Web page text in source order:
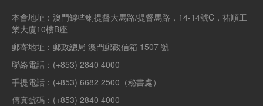
本會地址：澳門罅些喇提督大馬路/提督馬路，14-14號C，祐順工
業大廈10樓B座
郵寄地址：郵政總局 澳門郵政信箱 1507 號
聯絡電話：(+853) 2840 4000
手提電話：(+853) 6682 2500（秘書處）
傳真號碼：(+853) 2840 4000